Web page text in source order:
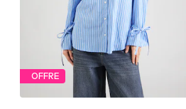
OFFRE